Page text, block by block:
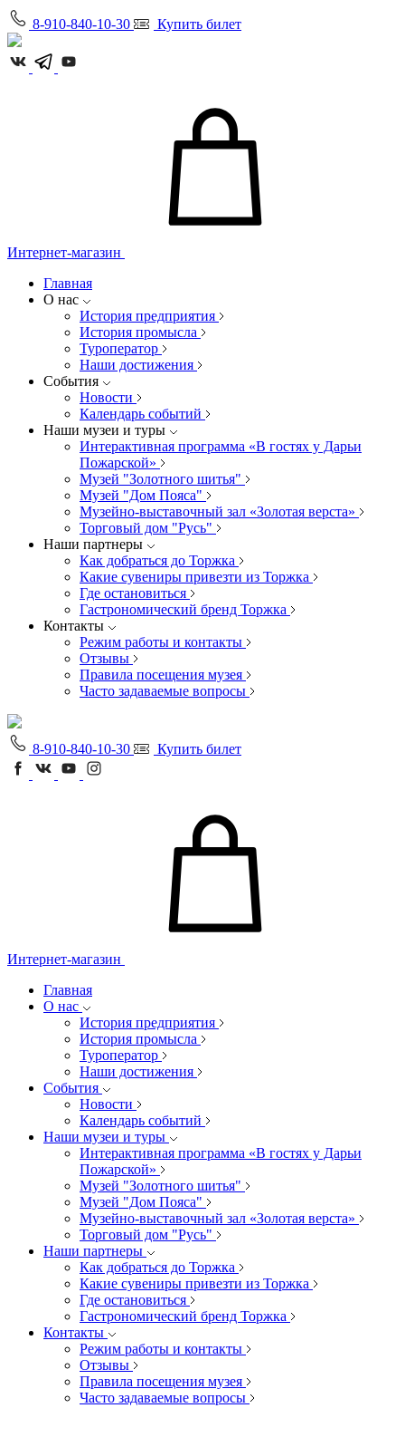
8-910-840-10-30 Купить билет
Интернет-магазин
Главная
О нас
История предприятия
История промысла
Туроператор
Наши достижения
События
Новости
Календарь событий
Наши музеи и туры
Интерактивная программа «В гостях у Дарьи
Пожарской»
Музей "Золотного шитья"
Музей "Дом Пояса"
Музейно-выставочный зал «Золотая верста»
Торговый дом "Русь"
Наши партнеры
Как добраться до Торжка
Какие сувениры привезти из Торжка
Где остановиться
Гастрономический бренд Торжка
Контакты
Режим работы и контакты
Отзывы
Правила посещения музея
Часто задаваемые вопросы
8-910-840-10-30 Купить билет
Интернет-магазин
Главная
О нас
История предприятия
История промысла
Туроператор
Наши достижения
События
Новости
Календарь событий
Наши музеи и туры
Интерактивная программа «В гостях у Дарьи
Пожарской»
Музей "Золотного шитья"
Музей "Дом Пояса"
Музейно-выставочный зал «Золотая верста»
Торговый дом "Русь"
Наши партнеры
Как добраться до Торжка
Какие сувениры привезти из Торжка
Где остановиться
Гастрономический бренд Торжка
Контакты
Режим работы и контакты
Отзывы
Правила посещения музея
Часто задаваемые вопросы